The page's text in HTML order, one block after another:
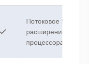
Потоковое SIMD-
расширение
процессора 2.